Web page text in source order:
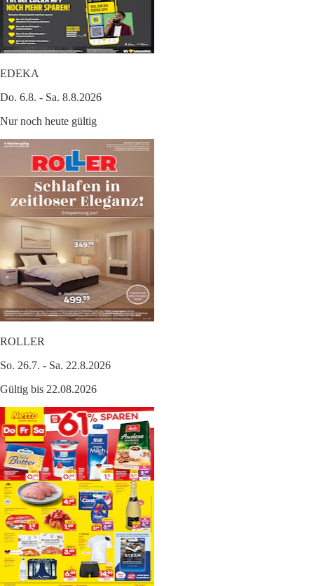
EDEKA
Do. 6.8. - Sa. 8.8.2026
Nur noch heute gültig
ROLLER
So. 26.7. - Sa. 22.8.2026
Gültig bis 22.08.2026